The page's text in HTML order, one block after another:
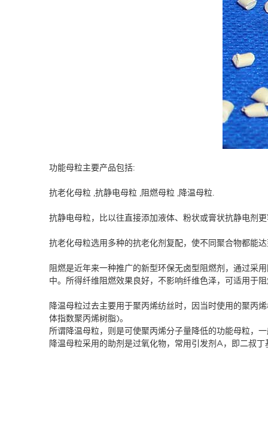
功能母粒主要产品包括:
抗老化母粒 ,抗静电母粒 阻燃母粒 降温母粒
抗静电母粒，比以往直接添加液体、粉状或膏状抗静电剂
抗老化母粒选用多种的抗老化剂复配，使不同聚合物都能
阻燃是近年来一种推广的新型环保无卤型阻燃剂，通过采
中。所得纤维阻燃效果良好，不影响纤维色泽，可适用于
降温母粒过去主要用于聚丙烯纺丝时，因当时使用的聚丙
体指数聚丙烯树脂)。
所谓降温母粒，则是可使聚丙烯分子量降低的功能母粒
降温母粒采用的助剂是过氧化物，常用引发剂A，即二